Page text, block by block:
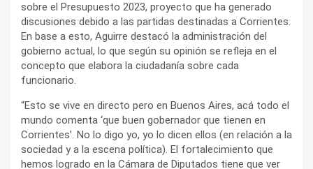
sobre el Presupuesto 2023, proyecto que ha generado
discusiones debido a las partidas destinadas a Corrientes.
En base a esto, Aguirre destacó la administración del
gobierno actual, lo que según su opinión se refleja en el
concepto que elabora la ciudadanía sobre cada
funcionario.
“Esto se vive en directo pero en Buenos Aires, acá todo el
mundo comenta ‘que buen gobernador que tienen en
Corrientes’. No lo digo yo, yo lo dicen ellos (en relación a la
sociedad y a la escena política). El fortalecimiento que
hemos logrado en la Cámara de Diputados tiene que ver